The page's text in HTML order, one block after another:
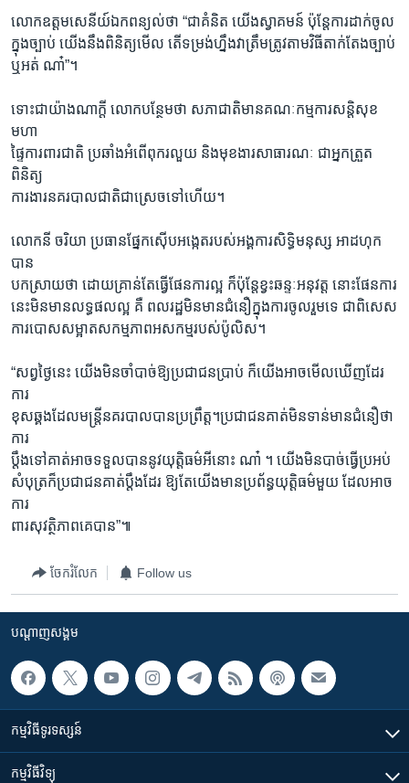
លោកឧត្តមសេនីយ៍ឯកពន្យល់ថា “ជាគំនិត យើងស្វាគមន៍ ប៉ុន្តែការដាក់ចូល
ក្នុងច្បាប់ យើងនឹងពិនិត្យមើល តើទម្រង់ហ្នឹងវាត្រឹមត្រូវតាមវិធីតាក់តែងច្បាប់
ឬអត់ ណា៎”។
ទោះជាយ៉ាងណាក្តី លោកបន្ថែមថា សភាជាតិមានគណៈកម្មការសន្តិសុខ
មហា
ផ្ទៃការពារជាតិ ប្រឆាំងអំពើពុករលួយ និងមុខងារសាធារណៈ ជាអ្នកត្រួត
ពិនិត្យ
ការងារនគរបាលជាតិជាស្រេចទៅហើយ។
លោកនី ចរិយា ប្រធានផ្នែកស៊ើបអង្កេតរបស់អង្គការសិទ្ធិមនុស្ស អាដហុក
បាន
បកស្រាយថា ដោយគ្រាន់តែធ្វើផែនការល្អ ក៏ប៉ុន្តែខ្វះឆន្ទៈអនុវត្ត នោះផែនការ
នេះមិនមានលទ្ធផលល្អ គឺ ពលរដ្ឋមិនមានជំនឿក្នុងការចូលរួមទេ ជាពិសេស
ការបោសសម្អាតសកម្មភាពអសកម្មរបស់ប៉ូលិស។
“សព្វថ្ងៃនេះ យើងមិនចាំបាច់ឱ្យប្រជាជនប្រាប់ ក៏យើងអាចមើលឃើញដែរ
ការ
ខុសឆ្គងដែលមន្ត្រីនគរបាលបានប្រព្រឹត្ត។ប្រជាជនគាត់មិនទាន់មានជំនឿថា
ការ
ប្តឹងទៅគាត់អាចទទួលបាននូវយុត្តិធម៌អីនោះ ណា៎ ។ យើងមិនបាច់ធ្វើប្រអប់
សំបុត្រក៏ប្រជាជនគាត់ប្តឹងដែរ ឱ្យតែយើងមានប្រព័ន្ធយុត្តិធម៌មួយ ដែលអាច
ការ
ពារសុវត្ថិភាពគេបាន”៕
ចែករំលែក Follow us
បណ្តាញ​សង្គម
កម្មវិធី​ទូរទស្សន៍
កម្មវិធី​វិទ្យុ